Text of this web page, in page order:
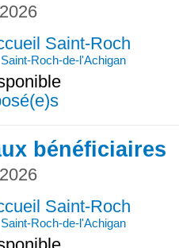
Saint-Roch
Saint-Roch-de-l'Achigan
bénéficiaires
Saint-Roch
Saint-Roch-de-l'Achigan